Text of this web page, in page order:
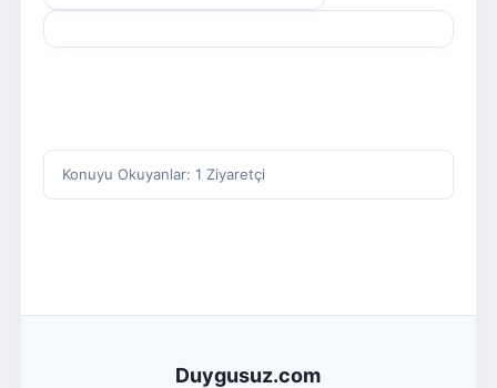
Konuyu Okuyanlar: 1 Ziyaretçi
Duygusuz.com